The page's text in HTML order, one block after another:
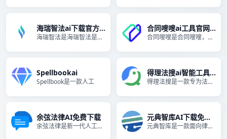
海瑞智法ai下载官方版
海瑞智法是海瑞智法是一款基于
合同嗖嗖ai工具官网中
合同嗖嗖是合同嗖嗖，必优科技
Spellbookai
Spellbook是一款人工
得理法搜ai智能工具下
得理法搜是一款专为法律领域设
余弦法律AI免费下载
余弦法律是新一代人工智能（L
元典智库AI下载免费版
元典智库是一款面向律师、企业